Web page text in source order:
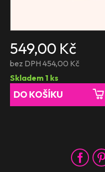
549,00 Kč
bez DPH 454,00 Kč
Skladem 1 ks
DO KOŠÍKU